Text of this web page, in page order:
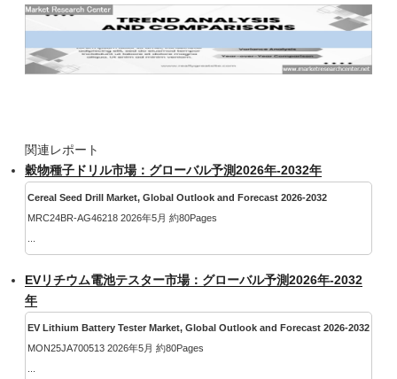
関連レポート
穀物種子ドリル市場：グローバル予測2026年-2032年
Cereal Seed Drill Market, Global Outlook and Forecast 2026-2032
MRC24BR-AG46218 2026年5月 約80Pages
EVリチウム電池テスター市場：グローバル予測2026年-2032
年
EV Lithium Battery Tester Market, Global Outlook and Forecast 2026-2032
MON25JA700513 2026年5月 約80Pages